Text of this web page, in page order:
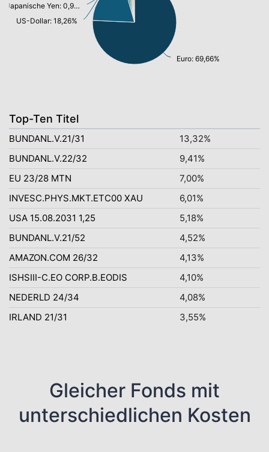
Euro: 69,66%
US-Dollar: 18,26%
Japanische Yen: 0,98%
Top-Ten Titel
BUNDANL.V.21/31
13,32%
BUNDANL.V.22/32
9,41%
EU 23/28 MTN
7,00%
INVESC.PHYS.MKT.ETC00 XAU
6,01%
USA 15.08.2031 1,25
5,18%
BUNDANL.V.21/52
4,52%
AMAZON.COM 26/32
4,13%
ISHSIII-C.EO CORP.B.EODIS
4,10%
NEDERLD 24/34
4,08%
IRLAND 21/31
3,55%
Gleicher Fonds mit
unterschiedlichen Kosten